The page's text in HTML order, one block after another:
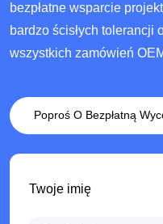
bezpłatne wsparcie
bardzo ścisłych tolerancji
wszystkich zamówień
Poproś O Bezpłatną
Twoje imię